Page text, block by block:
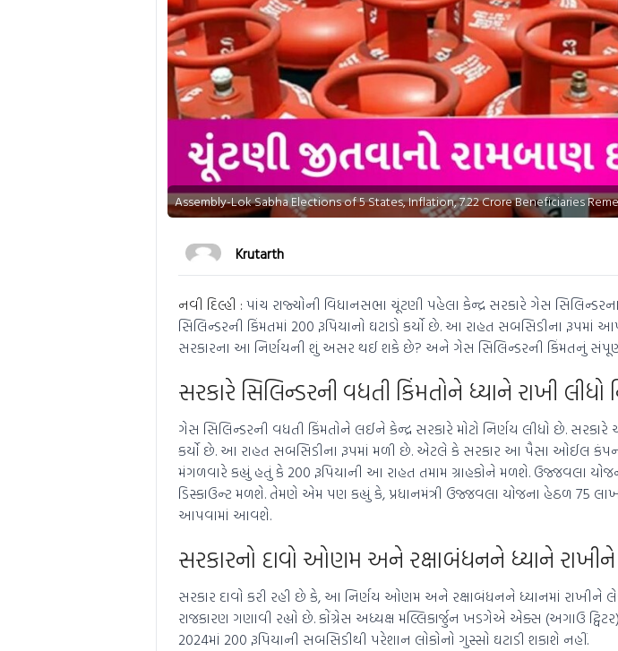
Assembly-Lok Sabha Elections of 5 States, Inflation, 7.22 Crore Beneficiaries
Krutarth
નવી દિલ્હી : પાંચ રાજ્યોની વિધાનસભા ચૂંટણી પહેલા કેન્દ્ર સરકારે ગેસ
સિલિન્ડરની કિંમતમાં 200 રૂપિયાનો ઘટાડો કર્યો છે. આ રાહત સબસિડીના
સરકારના આ નિર્ણયની શું અસર થઈ શકે છે? અને ગેસ સિલિન્ડરની કિંમતનું
સરકારે સિલિન્ડરની વધતી કિંમતોને ધ્યાને રાખી લીધો
ગેસ સિલિન્ડરની વધતી કિંમતોને લઈને કેન્દ્ર સરકારે મોટો નિર્ણય લીધો છે. સરકારે
કર્યો છે. આ રાહત સબસિડીના રૂપમાં મળી છે. એટલે કે સરકાર આ પૈસા ઓઈલ
મંગળવારે કહ્યું હતું કે 200 રૂપિયાની આ રાહત તમામ ગ્રાહકોને મળશે. ઉજ્જવલા
ડિસ્કાઉન્ટ મળશે. તેમણે એમ પણ કહ્યું કે, પ્રધાનમંત્રી ઉજ્જવલા યોજના હેઠળ 75
આપવામાં આવશે.
સરકારનો દાવો ઓણમ અને રક્ષાબંધનને ધ્યાને રાખીને
સરકાર દાવો કરી રહી છે કે, આ નિર્ણય ઓણમ અને રક્ષાબંધનને ધ્યાનમાં રાખીને
રાજકારણ ગણાવી રહ્યો છે. કોંગ્રેસ અધ્યક્ષ મલ્લિકાર્જુન ખડગેએ એક્સ (અગાઉ
2024માં 200 રૂપિયાની સબસિડીથી પરેશાન લોકોનો ગુસ્સો ઘટાડી શકાશે નહીં.